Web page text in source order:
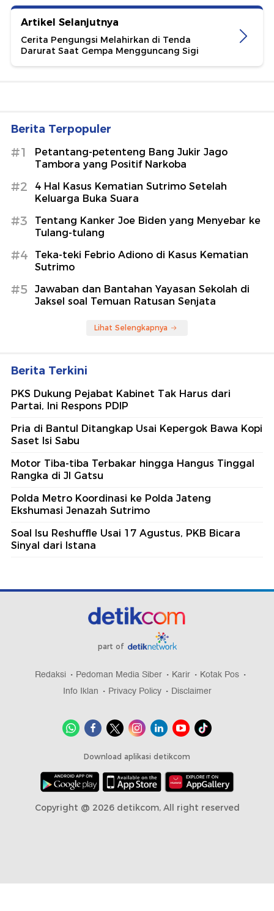
Artikel Selanjutnya
Cerita Pengungsi Melahirkan di Tenda
Darurat Saat Gempa Mengguncang Sigi
Berita Terpopuler
#1
Petantang-petenteng Bang Jukir Jago
Tambora yang Positif Narkoba
#2
4 Hal Kasus Kematian Sutrimo Setelah
Keluarga Buka Suara
#3
Tentang Kanker Joe Biden yang Menyebar ke
Tulang-tulang
#4
Teka-teki Febrio Adiono di Kasus Kematian
Sutrimo
#5
Jawaban dan Bantahan Yayasan Sekolah di
Jaksel soal Temuan Ratusan Senjata
Lihat Selengkapnya
Berita Terkini
PKS Dukung Pejabat Kabinet Tak Harus dari
Partai, Ini Respons PDIP
Pria di Bantul Ditangkap Usai Kepergok Bawa Kopi
Saset Isi Sabu
Motor Tiba-tiba Terbakar hingga Hangus Tinggal
Rangka di Jl Gatsu
Polda Metro Koordinasi ke Polda Jateng
Ekshumasi Jenazah Sutrimo
Soal Isu Reshuffle Usai 17 Agustus, PKB Bicara
Sinyal dari Istana
part of
Redaksi Pedoman Media Siber Karir
Kotak Pos
Info Iklan
Privacy Policy Disclaimer
Download aplikasi detikcom
Copyright @ 2026 detikcom, All right reserved